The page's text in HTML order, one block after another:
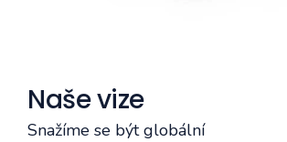
Naše vize
Snažíme se být globální